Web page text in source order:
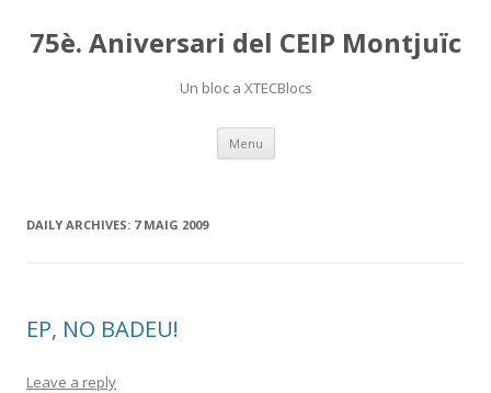
75è. Aniversari del CEIP Montjuïc
Un bloc a XTECBlocs
Menu Skip
content
DAILY ARCHIVES: 7 MAIG 2009
EP, NO BADEU!
Leave a reply